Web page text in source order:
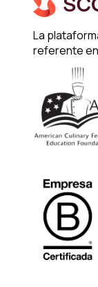
La
referente